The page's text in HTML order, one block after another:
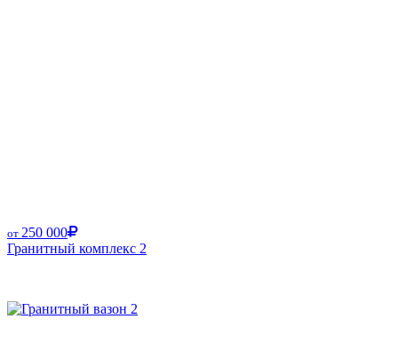
от 250 000
Гранитный комплекс 2